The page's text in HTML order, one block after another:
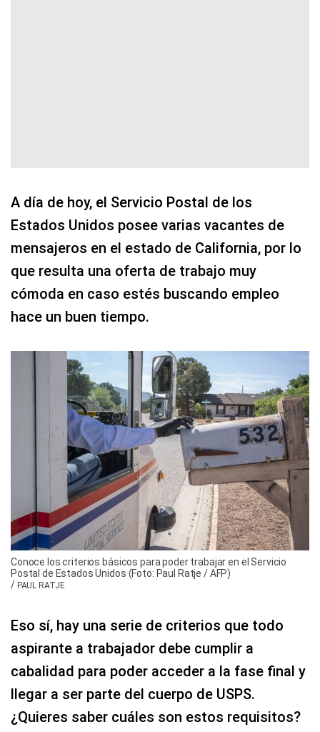
A día de hoy, el Servicio Postal de los
Estados Unidos posee varias vacantes de
mensajeros en el estado de California, por lo
que resulta una oferta de trabajo muy
cómoda en caso estés buscando empleo
hace un buen tiempo.
Conoce los criterios básicos para poder trabajar en el Servicio
Postal de Estados Unidos (Foto: Paul Ratje / AFP)
/ PAUL RATJE
Eso sí, hay una serie de criterios que todo
aspirante a trabajador debe cumplir a
cabalidad para poder acceder a la fase final y
llegar a ser parte del cuerpo de USPS.
¿Quieres saber cuáles son estos requisitos?